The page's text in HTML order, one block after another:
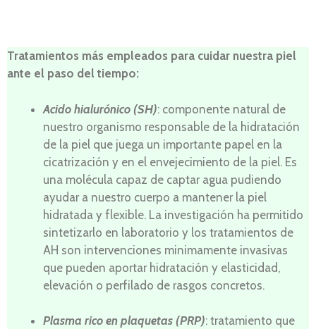
Tratamientos más empleados para cuidar nuestra piel
ante el paso del tiempo:
Acido hialurónico (SH): componente natural de
nuestro organismo responsable de la hidratación
de la piel que juega un importante papel en la
cicatrización y en el envejecimiento de la piel. Es
una molécula capaz de captar agua pudiendo
ayudar a nuestro cuerpo a mantener la piel
hidratada y flexible. La investigación ha permitido
sintetizarlo en laboratorio y los tratamientos de
AH son intervenciones minimamente invasivas
que pueden aportar hidratación y elasticidad,
elevación o perfilado de rasgos concretos.
Plasma rico en plaquetas (PRP): tratamiento que